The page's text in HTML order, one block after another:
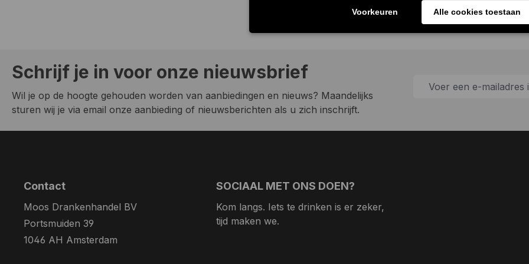
Schrijf je in voor onze nieuwsbrief
Wil je op de hoogte gehouden worden van aanbiedingen en nieuws? Maandelijks
sturen wij je via email onze aanbieding of nieuwsberichten als u zich inschrijft.
Contact
Moos Drankenhandel BV
Portsmuiden 39
1046 AH Amsterdam
SOCIAAL MET ONS DOEN?
Kom langs. Iets te drinken is er zeker,
tijd maken we.